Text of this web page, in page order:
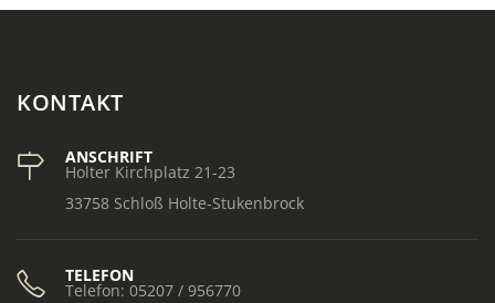
KONTAKT
ANSCHRIFT
Holter Kirchplatz 21-23
33758 Schloß Holte-Stukenbrock
TELEFON
Telefon: 05207 / 956770